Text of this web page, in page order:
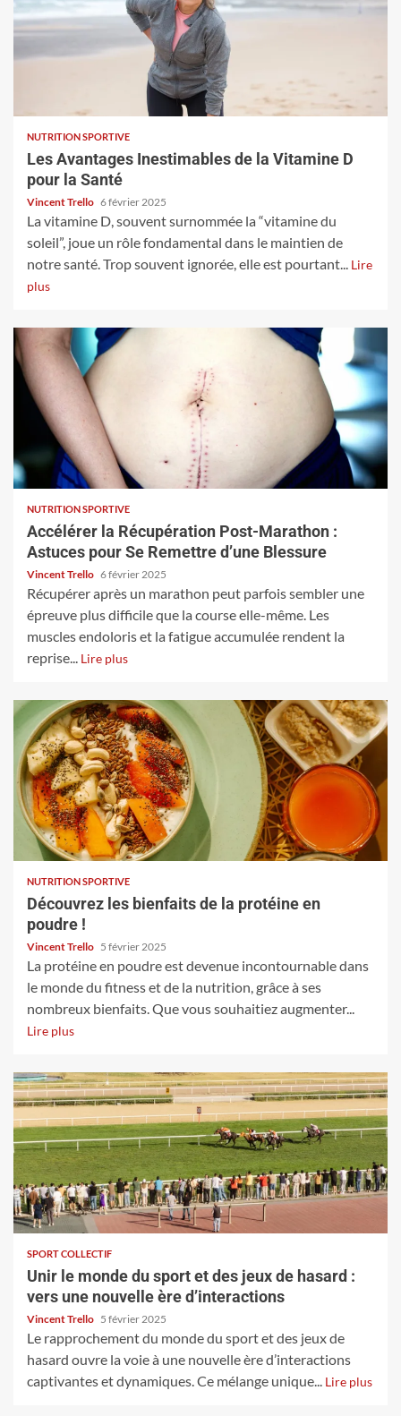
NUTRITION SPORTIVE
Les Avantages Inestimables de la Vitamine D
pour la Santé
Vincent Trello 6 février 2025
La vitamine D, souvent surnommée la “vitamine du
soleil”, joue un rôle fondamental dans le maintien de
notre santé. Trop souvent ignorée, elle est pourtant... Lire
plus
NUTRITION SPORTIVE
Accélérer la Récupération Post-Marathon :
Astuces pour Se Remettre d’une Blessure
Vincent Trello 6 février 2025
Récupérer après un marathon peut parfois sembler une
épreuve plus difficile que la course elle-même. Les
muscles endoloris et la fatigue accumulée rendent la
reprise... Lire plus
NUTRITION SPORTIVE
Découvrez les bienfaits de la protéine en
poudre !
Vincent Trello 5 février 2025
La protéine en poudre est devenue incontournable dans
le monde du fitness et de la nutrition, grâce à ses
nombreux bienfaits. Que vous souhaitiez augmenter...
Lire plus
SPORT COLLECTIF
Unir le monde du sport et des jeux de hasard :
vers une nouvelle ère d’interactions
Vincent Trello 5 février 2025
Le rapprochement du monde du sport et des jeux de
hasard ouvre la voie à une nouvelle ère d’interactions
captivantes et dynamiques. Ce mélange unique... Lire plus